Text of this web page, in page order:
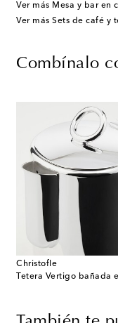
Ver más Mesa y bar en
Ver más Sets de café y
Combínalo
Christofle